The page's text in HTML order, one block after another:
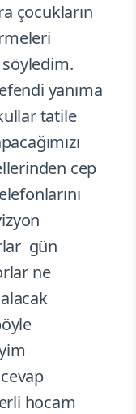
çocukların
yanıma
tatile
cep
gün
ne
hocam